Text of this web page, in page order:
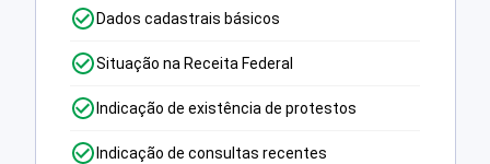
Dados cadastrais básicos
Situação na Receita Federal
Indicação de existência de protestos
Indicação de consultas recentes